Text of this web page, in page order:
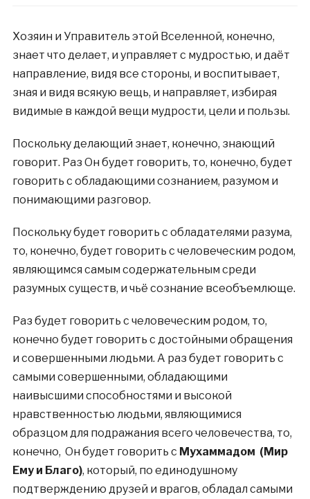
Хозяин и Управитель этой Вселенной, конечно,
знает что делает, и управляет с мудростью, и даёт
направление, видя все стороны, и воспитывает,
зная и видя всякую вещь, и направляет, избирая
видимые в каждой вещи мудрости, цели и пользы.
Поскольку делающий знает, конечно, знающий
говорит. Раз Он будет говорить, то, конечно, будет
говорить с обладающими сознанием, разумом и
понимающими разговор.
Поскольку будет говорить с обладателями разума,
то, конечно, будет говорить с человеческим родом,
являющимся самым содержательным среди
разумных существ, и чьё сознание всеобъемлюще.
Раз будет говорить с человеческим родом, то,
конечно будет говорить с достойными обращения
и совершенными людьми. А раз будет говорить с
самыми совершенными, обладающими
наивысшими способностями и высокой
нравственностью людьми, являющимися
образцом для подражания всего человечества, то,
конечно, Он будет говорить с Мухаммадом (Мир
Ему и Благо), который, по единодушному
подтверждению друзей и врагов, обладал самыми